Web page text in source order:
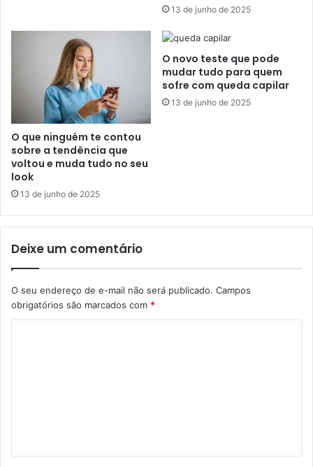
13 de junho de 2025
O que ninguém te contou
sobre a tendência que
voltou e muda tudo no seu
look
13 de junho de 2025
O novo teste que pode
mudar tudo para quem
sofre com queda capilar
13 de junho de 2025
Deixe um comentário
O seu endereço de e-mail não será publicado. Campos
obrigatórios são marcados com *
á